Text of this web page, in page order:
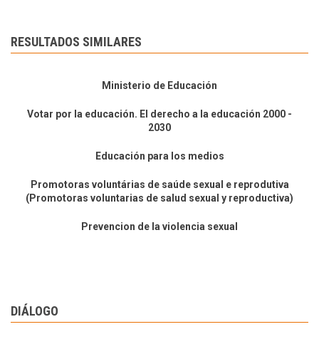
RESULTADOS SIMILARES
Ministerio de Educación
Votar por la educación. El derecho a la educación 2000 -
2030
Educación para los medios
Promotoras voluntárias de saúde sexual e reprodutiva
(Promotoras voluntarias de salud sexual y reproductiva)
Prevencion de la violencia sexual
DIÁLOGO